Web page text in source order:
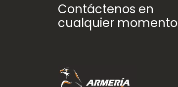
Contáctenos en
cualquier momento